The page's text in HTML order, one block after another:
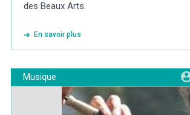
des Beaux Arts.
En savoir plus
Musique